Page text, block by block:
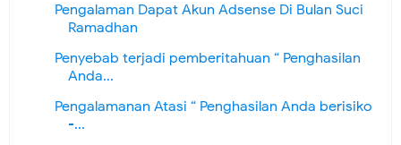
Pengalaman Dapat Akun Adsense Di Bulan Suci
Ramadhan
Penyebab terjadi pemberitahuan “ Penghasilan
Anda...
Pengalamanan Atasi “ Penghasilan Anda berisiko
-...